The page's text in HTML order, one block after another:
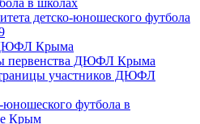
в школах
детско-юношеского футбола
Крыма
первенства ДЮФЛ Крыма
участников ДЮФЛ
юношеского футбола в
Крым